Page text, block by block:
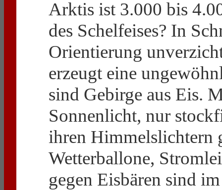
Arktis ist 3.000 bis
des Schelfeises? In
Orientierung
erzeugt eine
sind Gebirge aus Eis.
Sonnenlicht, nur
ihren Himmelslichtern
Wetterballone,
gegen Eisbären sind